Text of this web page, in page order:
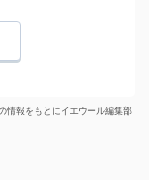
情報をもとにイエウール編集部